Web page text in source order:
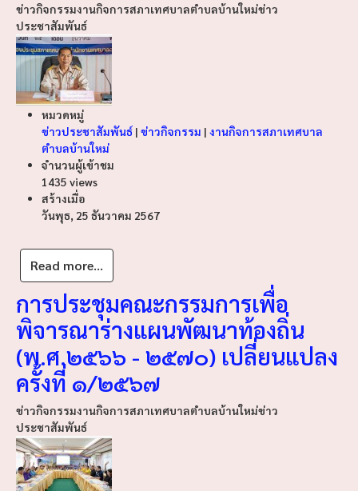
ข่าวกิจกรรมงานกิจการสภาเทศบาลตำบลบ้านใหม่ข่าว
ประชาสัมพันธ์
หมวดหมู่
ข่าวประชาสัมพันธ์ | ข่าวกิจกรรม | งานกิจการสภาเทศบาล
ตำบลบ้านใหม่
จำนวนผู้เข้าชม
1435 views
สร้างเมื่อ
วันพุธ, 25 ธันวาคม 2567
Read more...
การประชุมคณะกรรมการเพื่อ
พิจารณาร่างแผนพัฒนาท้องถิ่น
(พ.ศ.๒๕๖๖ - ๒๕๗๐) เปลี่ยนแปลง
ครั้งที่ ๑/๒๕๖๗
ข่าวกิจกรรมงานกิจการสภาเทศบาลตำบลบ้านใหม่ข่าว
ประชาสัมพันธ์